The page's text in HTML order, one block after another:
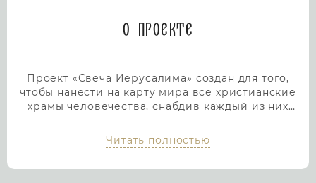
О проекте
Проект «Свеча Иерусалима» создан для того,
чтобы нанести на карту мира все христианские
храмы человечества, снабдив каждый из них
мы дадим людям возможность посетить любой
храм или дольмен не выходя из дома, просто
Читать полностью